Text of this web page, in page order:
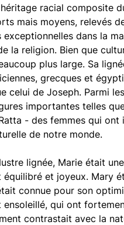
racial composite
mais moyens, relevés
exceptionnelles dans la
la religion. Bien que
plus large. Sa
grecques et
celui de Joseph. Parmi
importantes telles
- des femmes qui
de notre monde.
lignée, Marie était
équilibré et joyeux. Mary
connue pour son
ensoleillé, qui ont
contrastait avec la